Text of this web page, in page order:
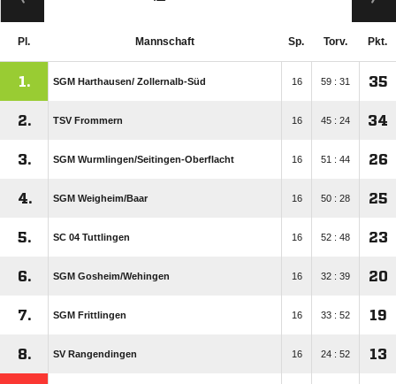
Pl. Mannschaft Sp. Torv. Pkt.
1. SGM Harthausen/​ Zollernalb-Süd 16 59 : 31 35
2. TSV Frommern 16 45 : 24 34
3. SGM Wurmlingen/​Seitingen-Oberflacht 16 51 : 44 26
4. SGM Weigheim/​Baar 16 50 : 28 25
5. SC 04 Tuttlingen 16 52 : 48 23
6. SGM Gosheim/​Wehingen 16 32 : 39 20
7. SGM Frittlingen 16 33 : 52 19
8. SV Rangendingen 16 24 : 52 13